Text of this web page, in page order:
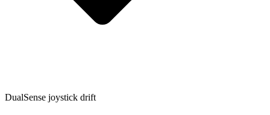
DualSense joystick drift